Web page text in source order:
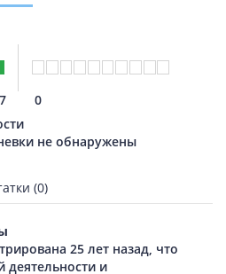
0
не обнаружены
(0)
25 лет назад, что
деятельности и